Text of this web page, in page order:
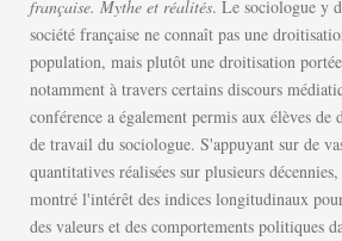
française. Mythe et réalités. Le sociologue y
société française ne connaît pas une
population, mais plutôt une droitisation
notamment à travers certains discours
conférence a également permis aux élèves de
de travail du sociologue. S'appuyant sur de
quantitatives réalisées sur plusieurs
montré l'intérêt des indices longitudinaux
des valeurs et des comportements politiques